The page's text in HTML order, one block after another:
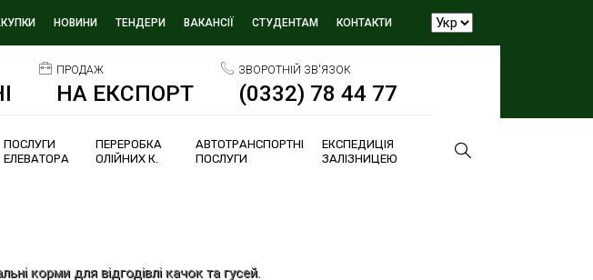
НОВИНИ ТЕНДЕРИ ВАКАНСІЇ СТУДЕНТАМ КОНТАКТИ
ПРОДАЖ
НА ЕКСПОРТ
ЗВОРОТНІЙ ЗВ'ЯЗОК
(0332) 78 44 77
ПОСЛУГИ
ЕЛЕВАТОРА
ПЕРЕРОБКА
ОЛІЙНИХ К.
АВТОТРАНСПОРТНІ
ПОСЛУГИ
ЕКСПЕДИЦІЯ
ЗАЛІЗНИЦЕЮ
корми для відгодівлі качок та гусей.